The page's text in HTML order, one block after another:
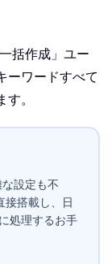
括作成」ユー
ーワードすべて
。
設定も不
搭載し、日
処理するお手